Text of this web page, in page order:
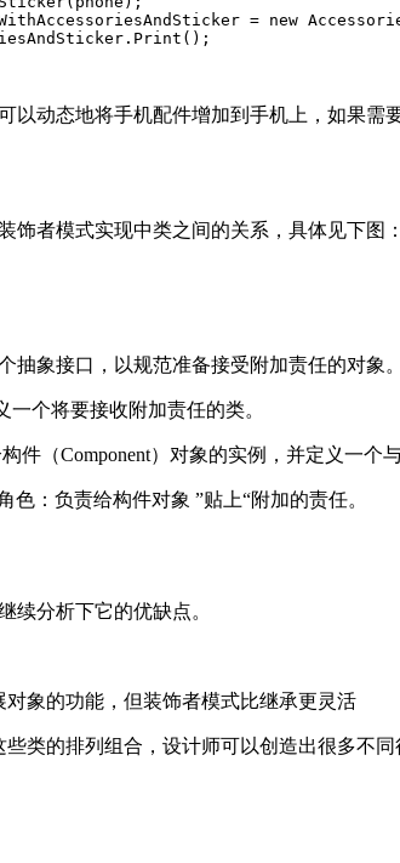
= new
以动态地将手机配件增加到手机上，如果
饰者模式实现中类之间的关系，具体见下图：
抽象接口，以规范准备接受附加责任的对象。
一个将要接收附加责任的类。
件（Component）对象的实例，并定义一个
色：负责给构件对象 ”贴上“附加的责任。
续分析下它的优缺点。
象的功能，但装饰者模式比继承更灵活
类的排列组合，设计师可以创造出很多不同